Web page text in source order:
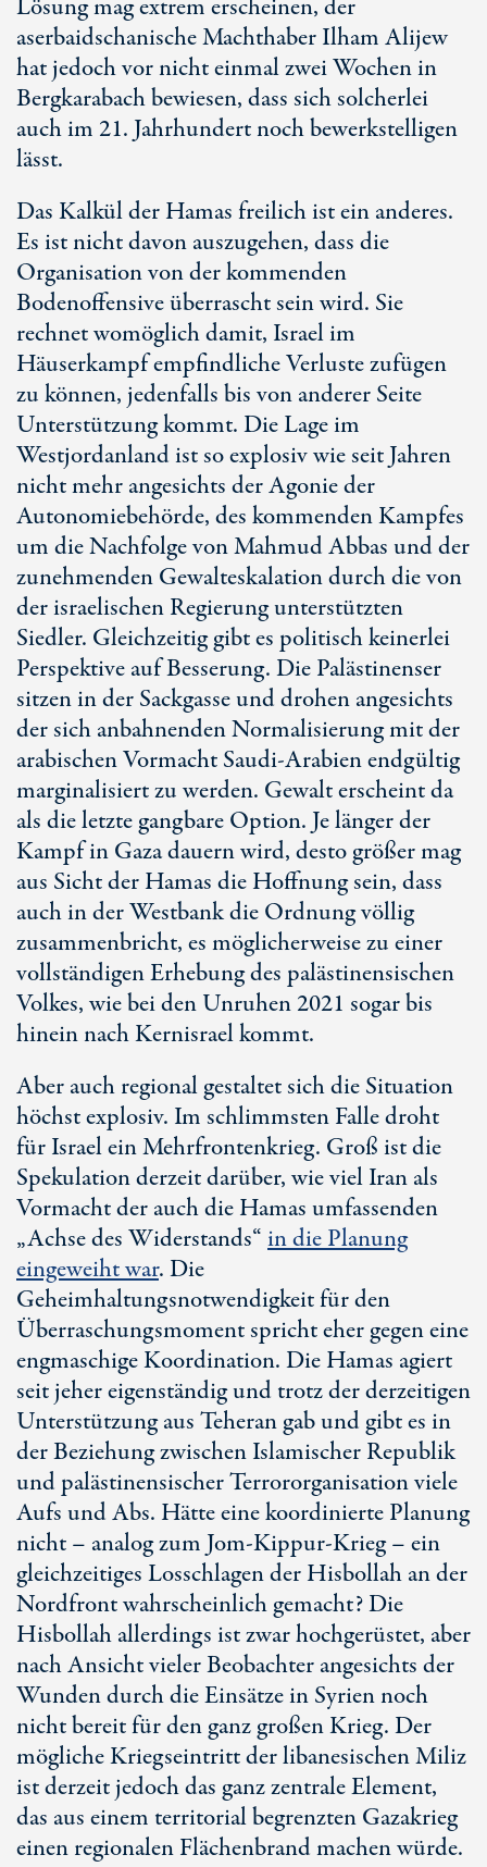
Lösung mag extrem erscheinen, der
aserbaidschanische Machthaber Ilham Alijew
hat jedoch vor nicht einmal zwei Wochen in
Bergkarabach bewiesen, dass sich solcherlei
auch im 21. Jahrhundertnoch bewerkstelligen
lässt.
Das Kalkül der Hamas freilich ist ein anderes.
Es ist nicht davon auszugehen, dass die
Organisation von der kommenden
Bodenoffensive überrascht sein wird. Sie
rechnet womöglich damit, Israel im
Häuserkampf empfindliche Verluste zufügen
zu können, jedenfalls bis von anderer Seite
Unterstützung kommt. Die Lage im
Westjordanland ist so explosiv wie seit Jahren
nicht mehr angesichts der Agonie der
Autonomiebehörde, des kommenden Kampfes
um die Nachfolge von Mahmud Abbas und der
zunehmenden Gewalteskalation durch die von
der israelischen Regierung unterstützten
Siedler. Gleichzeitig gibt es politisch keinerlei
Perspektive auf Besserung. Die Palästinenser
sitzen in der Sackgasse und drohen angesichts
der sich anbahnenden Normalisierung mit der
arabischen Vormacht Saudi-Arabien endgültig
marginalisiert zu werden. Gewalt erscheint da
als die letzte gangbare Option. Je länger der
Kampf in Gaza dauern wird, desto größer mag
aus Sicht der Hamas die Hoffnung sein, dass
auch in der Westbank die Ordnung völlig
zusammenbricht, es möglicherweise zu einer
vollständigen Erhebung des palästinensischen
Volkes, wie bei den Unruhen 2021 sogar bis
hinein nach Kernisrael kommt.
Aber auch regional gestaltet sich die Situation
höchst explosiv. Im schlimmsten Falle droht
für Israel ein Mehrfrontenkrieg. Groß ist die
Spekulation derzeit darüber, wie viel Iran als
Vormacht der auch die Hamas umfassenden
„Achse des Widerstands“in die Planung
eingeweiht war. Die
Geheimhaltungsnotwendigkeit für den
Überraschungsmoment spricht eher gegen eine
engmaschige Koordination. Die Hamas agiert
seit jeher eigenständig und trotz der derzeitigen
Unterstützung aus Teheran gab und gibt es in
der Beziehung zwischen Islamischer Republik
und palästinensischer Terrororganisation viele
Aufs und Abs. Hätte eine koordinierte Planung
nicht – analog zumJom-Kippur-Krieg – ein
gleichzeitiges Losschlagen der Hisbollah an der
Nordfront wahrscheinlich gemacht? Die
Hisbollah allerdings ist zwar hochgerüstet, aber
nach Ansicht vieler Beobachter angesichts der
Wunden durch die Einsätze in Syrien noch
nicht bereit für den ganz großen Krieg. Der
mögliche Kriegseintritt der libanesischen Miliz
ist derzeit jedoch das ganz zentrale Element,
das aus einem territorial begrenzten Gazakrieg
einen regionalen Flächenbrand machen würde.